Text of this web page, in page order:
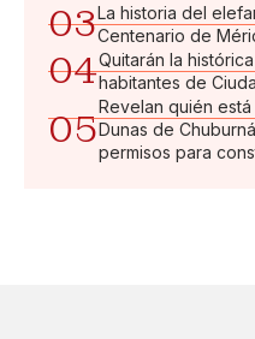
03La historia del
Centenario de
04Quitarán la
habitantes de
05
Revelan quién
Dunas de
permisos para